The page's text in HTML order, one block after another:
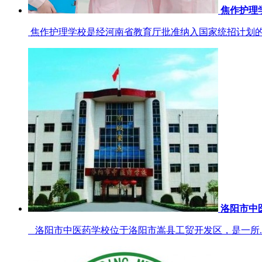
焦作护理
焦作护理学校是经河南省教育厅批准纳入国家统招计划
洛阳市中
洛阳市中医药学校位于洛阳市嵩县工贸开发区，是一所